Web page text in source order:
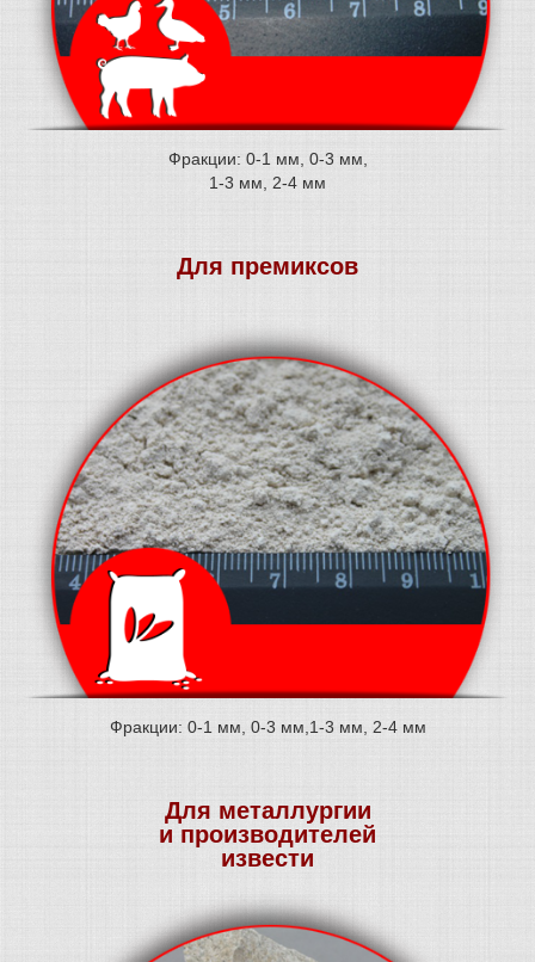
Фракции: 0-1 мм, 0-3 мм,
1-3 мм, 2-4 мм
Для премиксов
Фракции: 0-1 мм, 0-3 мм,1-3 мм, 2-4 мм
Для металлургии
и производителей
извести